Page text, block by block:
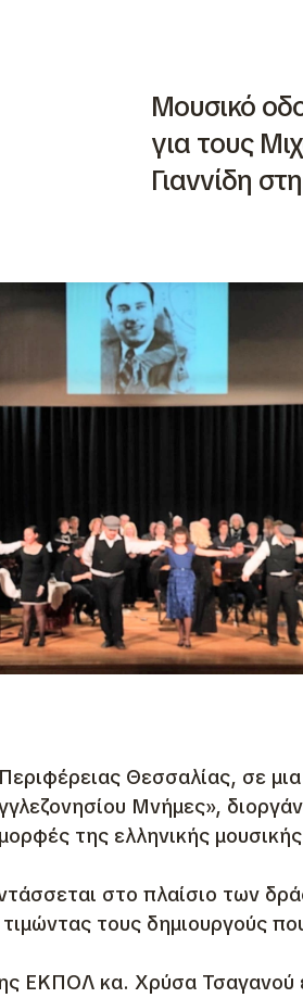
Μουσικό
για τους
Γιαννίδη
Θεσσαλίας, σε
Μνήμες»,
της ελληνικής
στο πλαίσιο των
τους δημιουργούς
ΕΚΠΟΛ κα. Χρύσα Τσαγανού